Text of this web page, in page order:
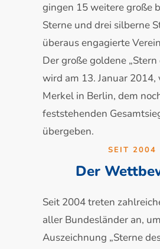
gingen 15 weitere große
Sterne und drei silberne
überaus engagierte
Der große goldene „Stern
wird am 13. Januar 2014,
Merkel in Berlin, dem
feststehenden
übergeben.
SEIT 2004
Der
Seit 2004 treten
aller Bundesländer an,
Auszeichnung „Sterne